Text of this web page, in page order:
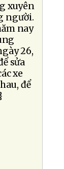
xuyên
người.
nay
26,
sửa
xe
để